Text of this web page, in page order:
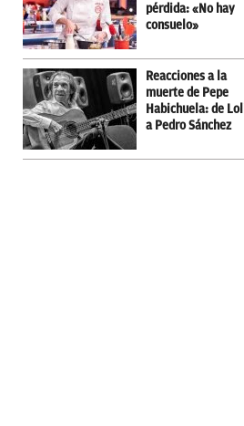
pérdida: «No hay
consuelo»
Reacciones a la
muerte de Pepe
Habichuela: de
a Pedro Sánchez